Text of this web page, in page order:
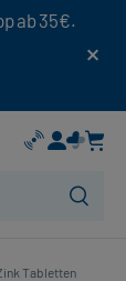
ab 35€.
Tabletten